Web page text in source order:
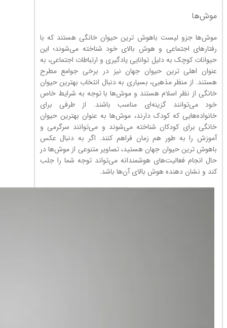
موش‌ها
موش‌ها جزو لیست باهوش ترین حیوان خانگی هستند که با
رفتارهای اجتماعی و هوش بالای خود شناخته می‌شوند؛ این
حیوانات کوچک به دلیل توانایی یادگیری و ارتباطات اجتماعی، به
عنوان اهلی ترین حیوان جهان نیز در برخی جوامع مطرح
هستند. از منظر مذهبی، بسیاری به دنبال انتخاب بهترین حیوان
خانگی از نظر اسلام هستند و موش‌ها با توجه به شرایط خاص
خود می‌توانند گزینه‌ای مناسب باشند. از طرفی برای
خانواده‌هایی که کودک دارند، موش‌ها به عنوان بهترین حیوان
خانگی برای کودکان شناخته می‌شوند و می‌توانند سرگرمی و
آموزش را به طور هم زمان فراهم کنند. اگر به دنبال عکس
باهوش ترین حیوان جهان هستید، تصاویر متنوعی از موش‌ها در
حال انجام فعالیت‌های هوشمندانه می‌تواند توجه شما را جلب
کند و نشان دهنده هوش بالای آن‌ها باشد.